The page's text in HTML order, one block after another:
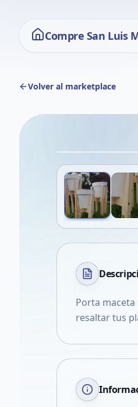
Compre San Luis
Volver al marketplace
Porta
resaltar tus